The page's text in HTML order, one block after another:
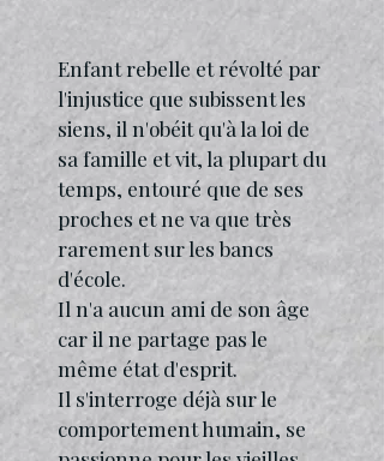
Enfant rebelle et révolté par
l'injustice que subissent les
siens, il n'obéit qu'à la loi de
sa famille et vit, la plupart du
temps, entouré que de ses
proches et ne va que très
rarement sur les bancs
d'école.
Il n'a aucun ami de son âge
car il ne partage pas le
même état d'esprit.
Il s'interroge déjà sur le
comportement humain, se